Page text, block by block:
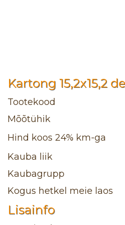
Kartong 15,2x15,2
Tootekood
Mõõtühik
Hind koos 24% km-ga
Kauba liik
Kaubagrupp
Kogus hetkel meie laos
Lisainfo